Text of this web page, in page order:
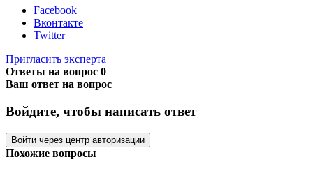
Facebook
Вконтакте
Twitter
Пригласить эксперта
Ответы на вопрос 0
Ваш ответ на вопрос
Войдите, чтобы написать ответ
Войти через центр авторизации
Похожие вопросы